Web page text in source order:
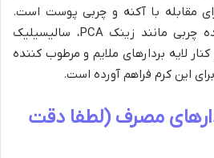
مقابله با آکنه و چربی پوست است.
حضور ترکیبات کنترل کننده چربی مانند زینک PCA، سالیسیلیک
لایه بردارهای ملایم و مرطوب کننده
این کرم فراهم آورده است.
مصرف (لطفا دقت